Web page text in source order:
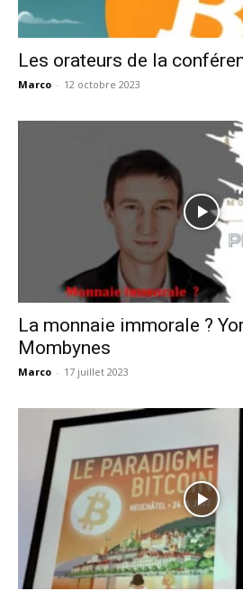
Les orateurs de la
Marco - 12 octobre 2023
La monnaie immorale ?
Mombynes
Marco - 17 juillet 2023